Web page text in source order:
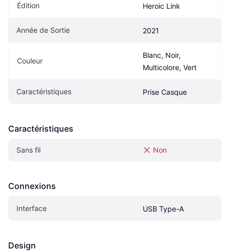
Édition Heroic Link
Année de Sortie 2021
Couleur
Blanc, Noir,
Multicolore, Vert
Caractéristiques Prise Casque
Caractéristiques
Sans fil Non
Connexions
Interface USB Type-A
Design